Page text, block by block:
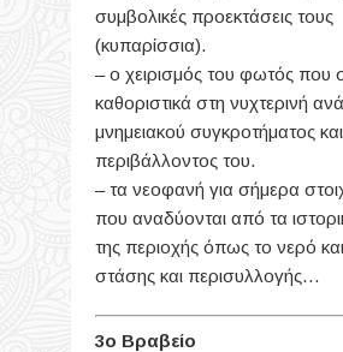
συμβολικές προεκτάσεις τους
(κυπαρίσσια).
– ο χειρισμός του φωτός που
καθοριστικά στη νυχτερινή
μνημειακού συγκροτήματος
περιβάλλοντος του.
– τα νεοφανή για σήμερα
που αναδύονται από τα
της περιοχής όπως το νερό
στάσης και περισυλλογής…
3ο Βραβείο